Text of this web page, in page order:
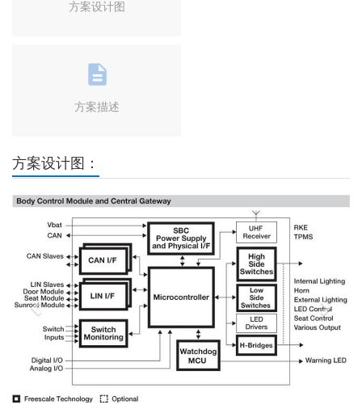
方案设计图
方案描述
方案设计图：
Previous Next